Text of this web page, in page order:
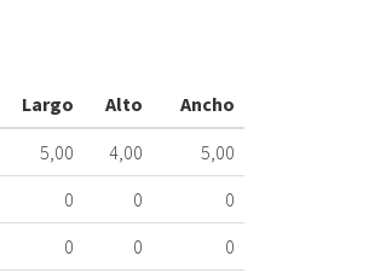
Largo Alto
Ancho
5,00 4,00
5,00
0 0
0
0 0
0